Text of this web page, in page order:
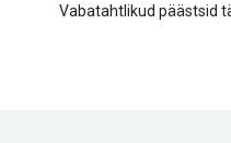
Vabatahtlikud päästsid